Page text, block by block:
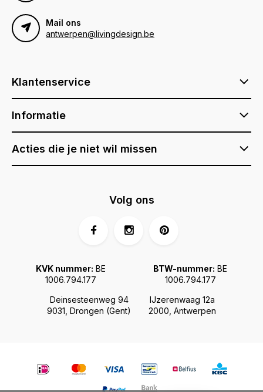
Mail ons
antwerpen@livingdesign.be
Klantenservice
Informatie
Acties die je niet wil missen
Deinsesteenweg 94
9031, Drongen (Gent)
IJzerenwaag 12a
2000, Antwerpen
KVK nummer: BE
1006.794.177
BTW-nummer: BE
1006.794.177
Volg ons